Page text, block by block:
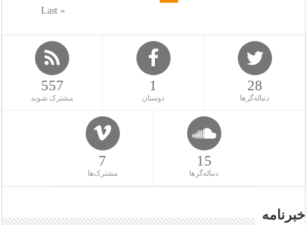
Last »
557
مشترک شوید
1
دوستان
28
دنباله‌گرها
7
مشترک‌ها
15
دنباله‌گرها
خبرنامه